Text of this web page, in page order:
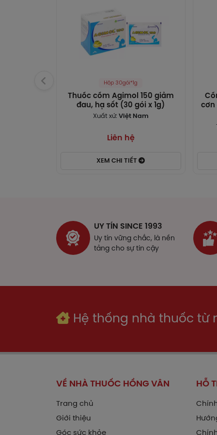
Bị
Hộp 30gói*1g
Thuốc cốm Agimol 150 giảm
đau, hạ sốt (30 gói x 1g)
Xuất xứ: Việt Nam
Liên hệ
XEM CHI TIẾT
cơn
UY TÍN SINCE 1993
Uy tín vững chắc, là nền
tảng cho sự tin cậy
Hệ thống nhà thuốc từ
VỀ NHÀ THUỐC HỒNG VÂN
Trang chủ
Giới thiệu
Góc sức khỏe
HỖ